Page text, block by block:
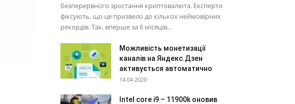
безперервного зростання криптовалюта. Експерти
фіксують, що це призвело до кількох неймовірних
рекордів. Так, вперше за 6 місяців...
Можливість монетизації
каналів на Яндекс.Дзен
активується автоматично
14.04.2020
Intel core i9 – 11900k оновив